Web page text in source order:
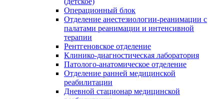
Операционный блок
Отделение анестезиологии-реанимации с
палатами реанимации и интенсивной
терапии
Рентгеновское отделение
Клинико-диагностическая лаборатория
Патолого-анатомическое отделение
Отделение ранней медицинской
реабилитации
Дневной стационар медицинской